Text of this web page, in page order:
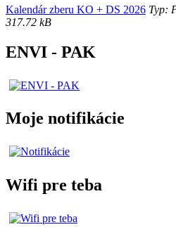
Kalendár zberu KO + DS 2026 Typ:
317.72 kB
ENVI - PAK
Moje notifikácie
Wifi pre teba